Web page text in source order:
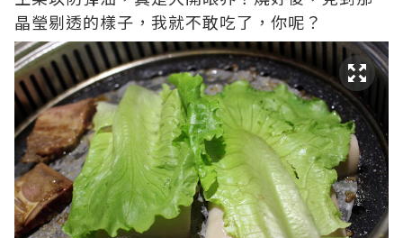
晶瑩剔透的樣子，我就不敢吃了，你呢？